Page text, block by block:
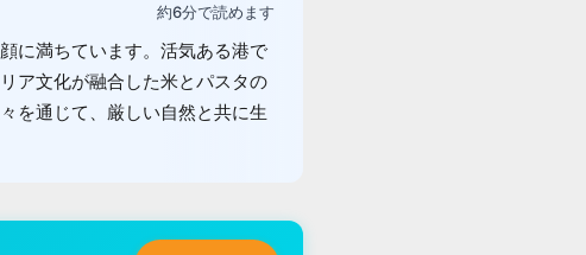
約6分で読めます
に満ちています。活気ある港で
ア文化が融合した米とパスタの
を通じて、厳しい自然と共に生